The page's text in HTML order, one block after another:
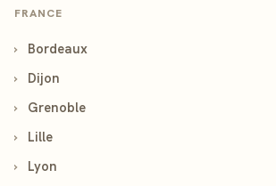
FRANCE
›
Bordeaux
›
Dijon
›
Grenoble
›
Lille
›
Lyon